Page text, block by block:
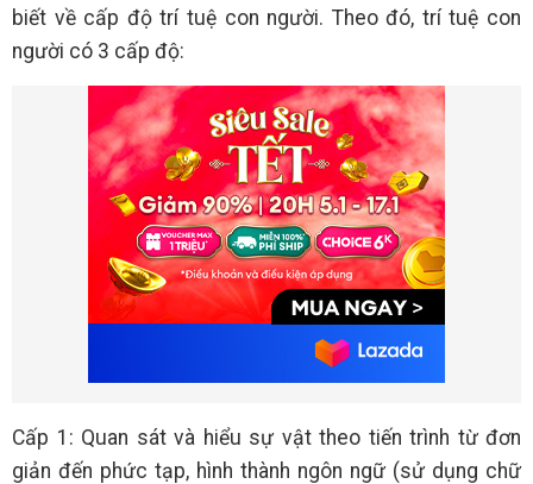
biết về cấp độ trí tuệ con người. Theo đó, trí tuệ con
người có 3 cấp độ:
Cấp 1: Quan sát và hiểu sự vật theo tiến trình từ đơn
giản đến phức tạp, hình thành ngôn ngữ (sử dụng chữ